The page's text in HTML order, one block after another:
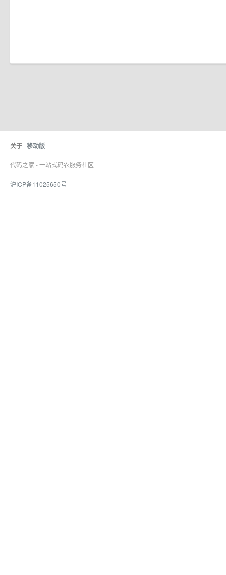
关于 移动版
代码之家 - 一站式码农服务社区
沪ICP备11025650号